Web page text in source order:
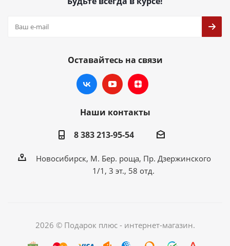
Оставайтесь на связи
Наши контакты
8 383 213-95-54
Новосибирск, М. Бер. роща, Пр. Дзержинского
1/1, 3 эт., 58 отд.
2026 © Подарок плюс - интернет-магазин.